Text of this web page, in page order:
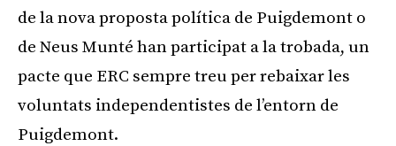
de la nova proposta política de Puigdemont o
de Neus Munté han participat a la trobada, un
pacte que ERC sempre treu per rebaixar les
voluntats independentistes de l’entorn de
Puigdemont.